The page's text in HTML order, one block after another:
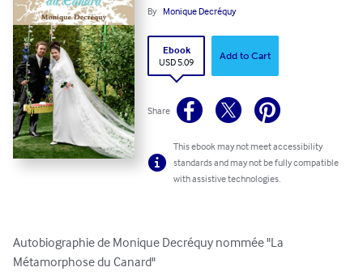
By Monique Decréquy
Ebook
USD 5.09
Add to Cart
Share
This ebook may not meet accessibility
standards and may not be fully compatible
with assistive technologies.
Autobiographie de Monique Decréquy nommée "La
Métamorphose du Canard"